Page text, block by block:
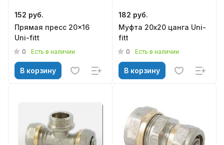
152 руб.
Прямая пресс 20x16
Uni-fitt
0 Есть в наличии
В корзину
182 руб.
Муфта 20х20 цанга Uni-
fitt
0 Есть в наличии
В корзину